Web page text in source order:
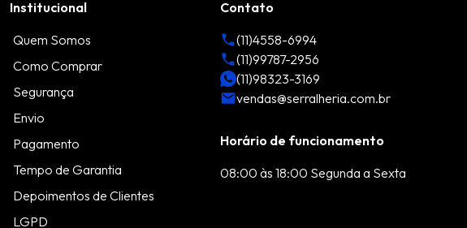
Institucional
Quem Somos
Como Comprar
Segurança
Envio
Pagamento
Tempo de Garantia
Depoimentos de Clientes
LGPD
Contato
(11)4558-6994
(11)99787-2956
(11)98323-3169
vendas@serralheria.com.br
Horário de funcionamento
08:00 às 18:00 Segunda a Sexta